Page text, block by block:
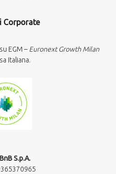
Corporate
EGM – Euronext Growth Milan
Italiana.
S.p.A.